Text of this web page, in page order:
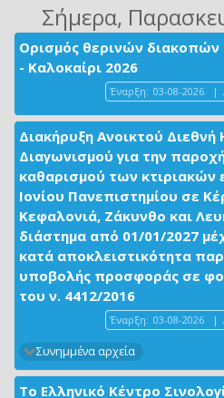
Σήμερα,
Ορισμός θερινών διακοπών
- Καλοκαίρι 2026
Έναρξη: 03-08-2026 |
Διακήρυξη Ανοικτού Διεθνή
Διαγωνισμού για την
καθαρισμού των
Ιονίου Πανεπιστημίου σε
Κεφαλονιά, Ζάκυνθο και
διάστημα από 01/01/2027
κατά αποκλειστικότητα
υποβολής προσφοράς σε
του ν. 4412/2016
Έναρξη: 03-08-2026 |
Συνημμένα αρχεία
Το Ελληνικό Κέντρο